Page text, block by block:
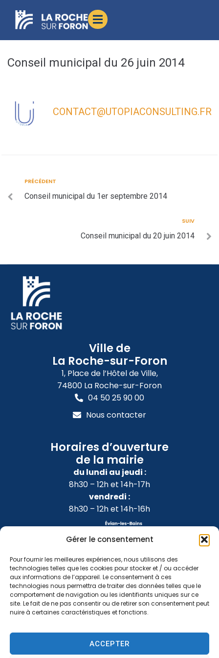
Gérer le consentement
Pour fournir les meilleures expériences, nous utilisons des
technologies telles que les cookies pour stocker et / ou accéder
aux informations de l’appareil. Le consentement à ces
technologies nous permettra de traiter des données telles que le
comportement de navigation ou les identifiants uniques sur ce
site. Le fait de ne pas consentir ou de retirer son consentement peut
nuire à certaines caractéristiques et fonctions.
ACCEPTER
principal
Conseil municipal du 26 juin 2014
CONTACT@UTOPIACONSULTING.FR
PRÉCÉDENT
Conseil municipal du 1er septembre 2014
SUIV
Conseil municipal du 20 juin 2014
Ville de
La Roche-sur-Foron
1, Place de l’Hôtel de Ville,
74800 La Roche-sur-Foron
04 50 25 90 00
Nous contacter
Horaires d’ouverture
de la mairie
du lundi au jeudi :
8h30 – 12h et 14h-17h
vendredi :
8h30 – 12h et 14h-16h
Confidentialité